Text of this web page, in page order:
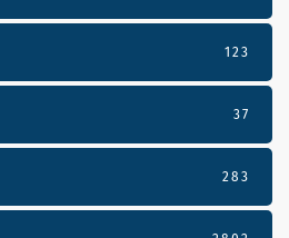
123
37
283